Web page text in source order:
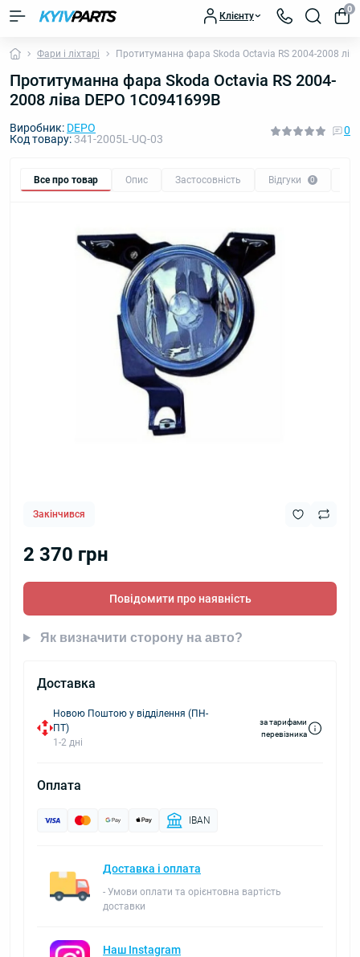
Клієнту
0
Фари і ліхтарі Протитуманна фара Skoda Octavia RS 2004-2008
Протитуманна фара Skoda Octavia RS 2004-
2008 ліва DEPO 1C0941699B
Виробник: DEPO
Код товару: 341-2005L-UQ-03
0
Все про товар Опис Застосовність Відгуки 0
Закінчився
2 370 грн
Повідомити про наявність
Як визначити сторону на авто?
Доставка
Новою Поштою у відділення (ПН-
ПТ)
1-2 дні
за тарифами
перевізника
Оплата
IBAN
Доставка і оплата
- Умови оплати та орієнтовна вартість
доставки
Наш Instagram